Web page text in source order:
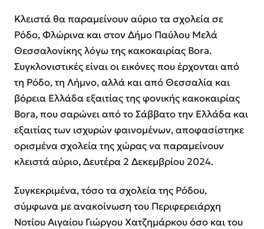
Κλειστά θα παραμείνουν αύριο τα σχολεία σε
Ρόδο, Φλώρινα και στον Δήμο Παύλου Μελά
Θεσσαλονίκης λόγω της κακοκαιρίας Bora.
Συγκλονιστικές είναι οι εικόνες που έρχονται από
τη Ρόδο, τη Λήμνο, αλλά και από Θεσσαλία και
βόρεια Ελλάδα εξαιτίας της φονικής κακοκαιρίας
Bora, που σαρώνει από το Σάββατο την Ελλάδα και
εξαιτίας των ισχυρών φαινομένων, αποφασίστηκε
ορισμένα σχολεία της χώρας να παραμείνουν
κλειστά αύριο, Δευτέρα 2 Δεκεμβρίου 2024.
Συγκεκριμένα, τόσο τα σχολεία της Ρόδου,
σύμφωνα με ανακοίνωση του Περιφερειάρχη
Νοτίου Αιγαίου Γιώργου Χατζημάρκου όσο και του